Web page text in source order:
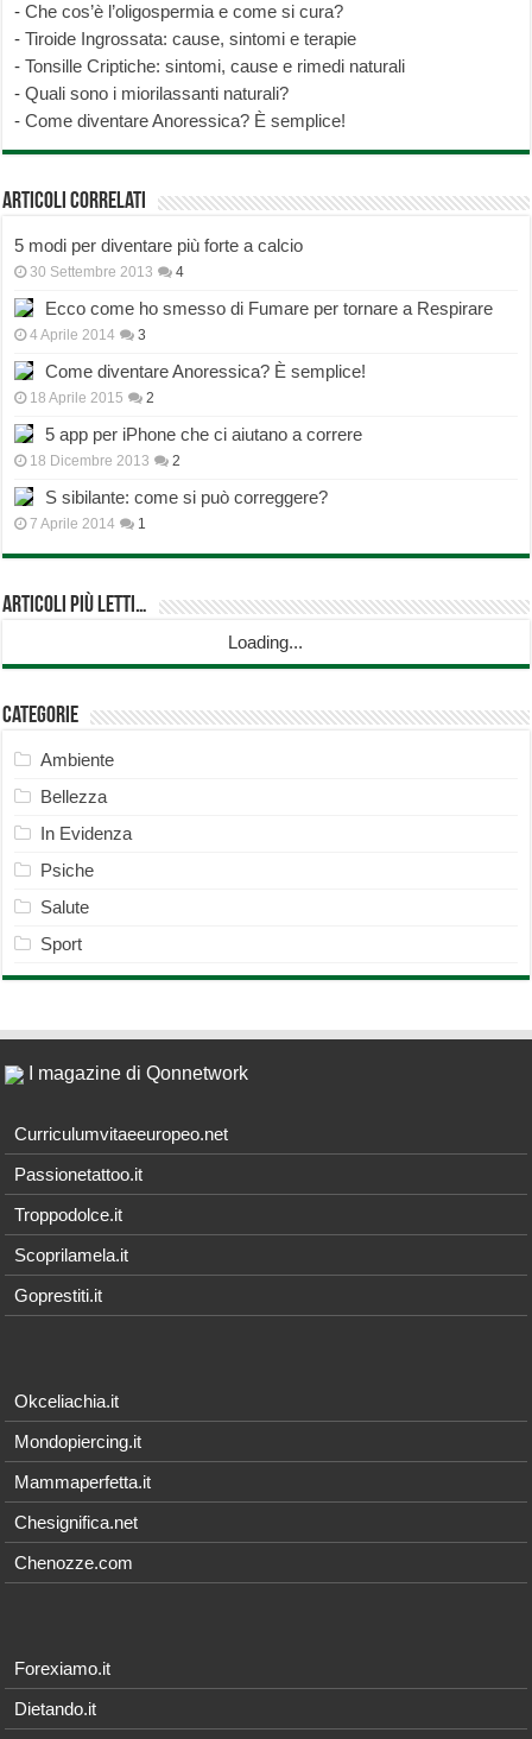
-Che cos’è l’oligospermia e come si cura?
-Tiroide Ingrossata: cause, sintomi e terapie
-Tonsille Criptiche: sintomi, cause e rimedi naturali
-Quali sono i miorilassanti naturali?
-Come diventare Anoressica? È semplice!
Articoli correlati
5 modi per diventare più forte a calcio
30 Settembre 2013 4
Ecco come ho smesso di Fumare per tornare a Respirare
4 Aprile 2014 3
Come diventare Anoressica? È semplice!
18 Aprile 2015 2
5 app per iPhone che ci aiutano a correre
18 Dicembre 2013 2
S sibilante: come si può correggere?
7 Aprile 2014 1
Articoli più Letti…
Loading...
Categorie
Ambiente
Bellezza
In Evidenza
Psiche
Salute
Sport
I magazine di Qonnetwork
Curriculumvitaeeuropeo.net
Passionetattoo.it
Troppodolce.it
Scoprilamela.it
Goprestiti.it
Okceliachia.it
Mondopiercing.it
Mammaperfetta.it
Chesignifica.net
Chenozze.com
Forexiamo.it
Dietando.it